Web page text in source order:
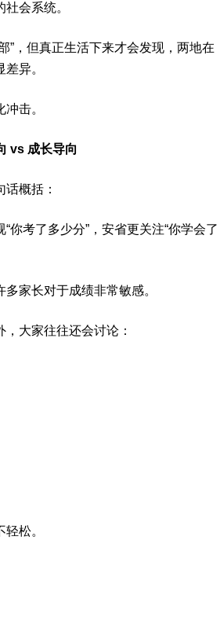
会系统。
”，但真正生活下来才会发现，两地在
异。
击。
vs 成长导向
话概括：
“你考了多少分”，安省更关注“你学会了
多家长对于成绩非常敏感。
，大家往往还会讨论：
松。